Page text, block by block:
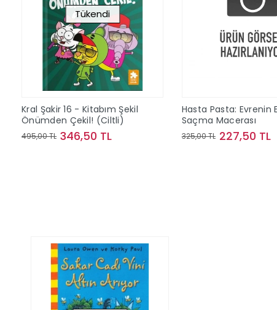
Tükendi
Kral Şakir 16 - Kitabım Şekil
Önümden Çekil! (Ciltli)
495,00 TL 346,50 TL
Hasta Pasta: Evrenin
Saçma Macerası
325,00 TL 227,50 TL